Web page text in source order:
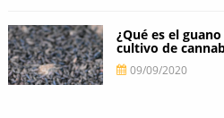
¿Qué es el
cultivo de
09/09/2020